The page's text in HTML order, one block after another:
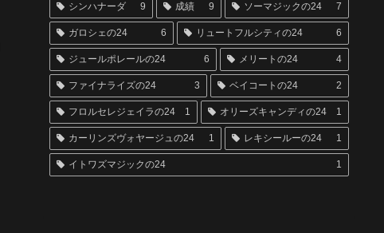
シンハナーダ 9 成績 9 ソーマジックの24 7
ガロシェの24 6 リュートフルシティの24 6
ジュールポレールの24 6 メリートの24 4
ファイナライズの24 3 ベイコートの24 2
フロルセレジェイラの24 1 オリーズキャンディの24 1
カーリンズヴォヤージュの24 1 レキシールーの24 1
イトワズマジックの24 1